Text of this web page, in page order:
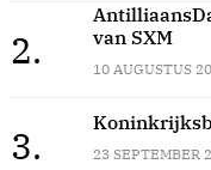
2.
van SXM
10 AUGUSTUS
3. 23 SEPTEMBER